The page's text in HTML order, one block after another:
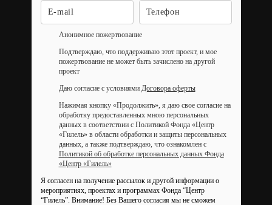
Анонимное пожертвование
Подтверждаю, что поддерживаю этот проект, и мое
пожертвование не может быть зачислено на другой
проект
Даю согласие с условиями Договора оферты
Нажимая кнопку «Продолжить», я даю свое согласие на
обработку предоставленных мною персональных
данных в соответствии с Политикой Фонда «Центр
«Гилель» в области обработки и защиты персональных
данных, а также подтверждаю, что ознакомлен с
Политикой об обработке персональных данных Фонда
«Центр «Гилель»
Я согласен на получение рассылок и другой информации о
мероприятиях, проектах и программах Фонда “Центр
“Гилель”. Внимание! Без Вашего согласия мы не сможем